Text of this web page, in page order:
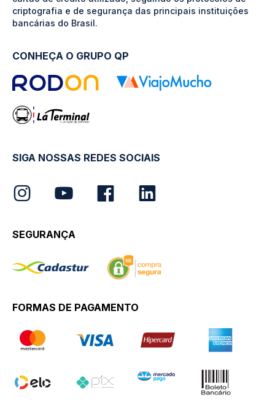
criptografia e de segurança das principais instituições
bancárias do Brasil.
CONHEÇA O GRUPO QP
SIGA NOSSAS REDES SOCIAIS
SEGURANÇA
FORMAS DE PAGAMENTO